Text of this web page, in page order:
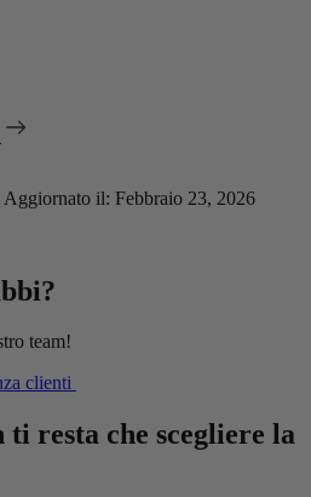
il: Febbraio 23, 2026
team!
clienti
resta che scegliere la